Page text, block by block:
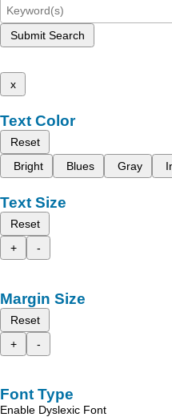
Submit Search
x
Text Color
Reset
Bright
Blues Gray
Text Size
Reset
+
-
Margin Size
Reset
+
-
Font Type
Enable Dyslexic Font